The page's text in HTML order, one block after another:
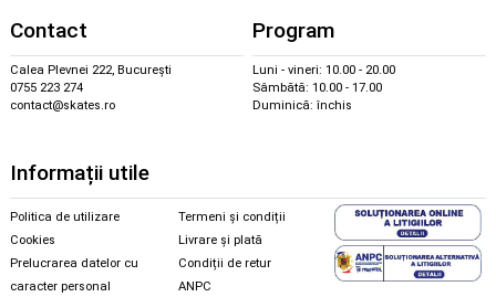
Contact
Calea Plevnei 222, București
0755 223 274
contact@skates.ro
Program
Luni - vineri: 10.00 - 20.00
Sâmbătă: 10.00 - 17.00
Duminică: închis
Informații utile
Politica de utilizare
Cookies
Prelucrarea datelor cu
caracter personal
Termeni și condiții
Livrare și plată
Condiții de retur
ANPC